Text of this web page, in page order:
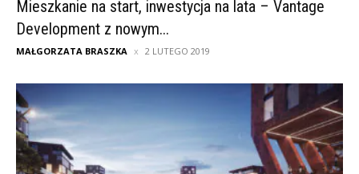
Mieszkanie na start, inwestycja na lata – Vantage
Development z nowym...
MAŁGORZATA BRASZKA 2 LUTEGO 2019